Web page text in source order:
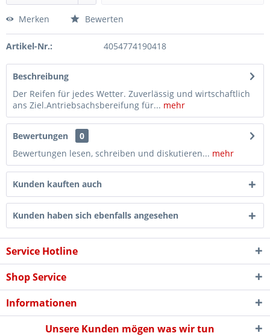
Merken Bewerten
Artikel-Nr.: 4054774190418
Beschreibung
Der Reifen für jedes Wetter. Zuverlässig und wirtschaftlich
ans Ziel.Antriebsachsbereifung für... mehr
Bewertungen
0
Bewertungen lesen, schreiben und diskutieren... mehr
Kunden kauften auch
Kunden haben sich ebenfalls angesehen
Service Hotline
Shop Service
Informationen
Unsere Kunden mögen was wir tun